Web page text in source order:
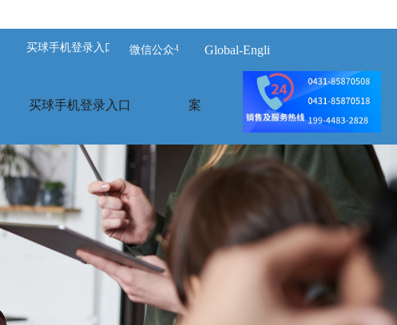
买球手机登录入口-买球(中国)
微信公众号 Global-English
买球手机登录入口 案例展示 荣誉资质